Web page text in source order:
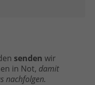
senden wir
in Not, damit
nachfolgen.